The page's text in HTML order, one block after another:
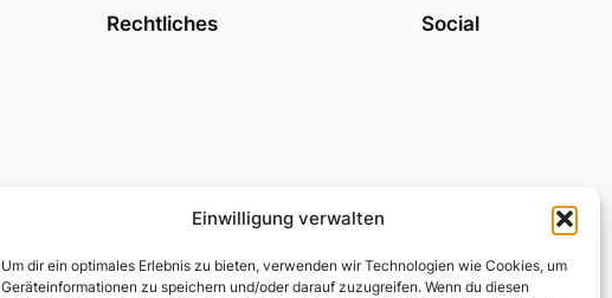
Einwilligung verwalten
Um dir ein optimales Erlebnis zu bieten, verwenden wir Technologien wie Cookies, um
Geräteinformationen zu speichern und/oder darauf zuzugreifen. Wenn du diesen
Rechtliches Social